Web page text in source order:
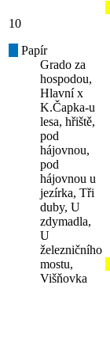
10
Papír
Grado za
hospodou,
Hlavní x
K.Čapka-u
lesa, hřiště,
pod
hájovnou,
pod
hájovnou u
jezírka, Tři
duby, U
zdymadla,
U
železničního
mostu,
Višňovka